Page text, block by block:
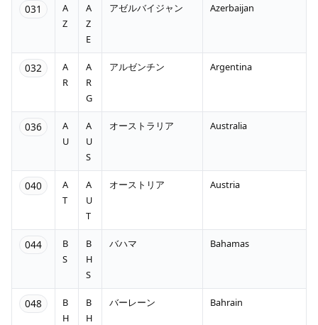
031
A
Z
A
Z
E
アゼルバイジャン Azerbaijan
032
A
R
A
R
G
アルゼンチン Argentina
036
A
U
A
U
S
オーストラリア Australia
040
A
T
A
U
T
オーストリア Austria
044
B
S
B
H
S
バハマ Bahamas
048
B
H
B
H
バーレーン Bahrain